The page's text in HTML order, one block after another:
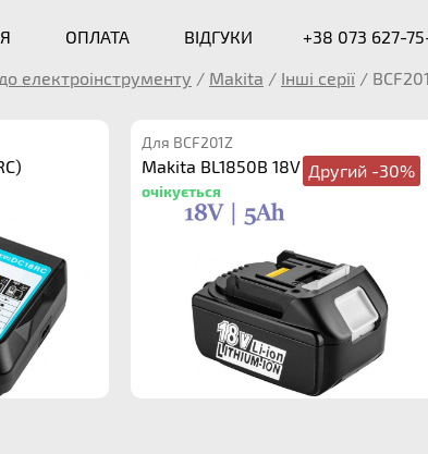
ОПЛАТА ВІДГУКИ +38 073 627-
електроінструменту / Makita / Інші серії /
Для BCF201Z
Makita BL1850B 18V 5.0Ah
очікується
Другий -30%